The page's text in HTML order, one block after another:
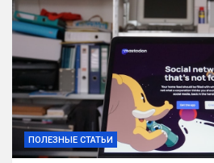
ПОЛЕЗНЫЕ СТАТЬИ